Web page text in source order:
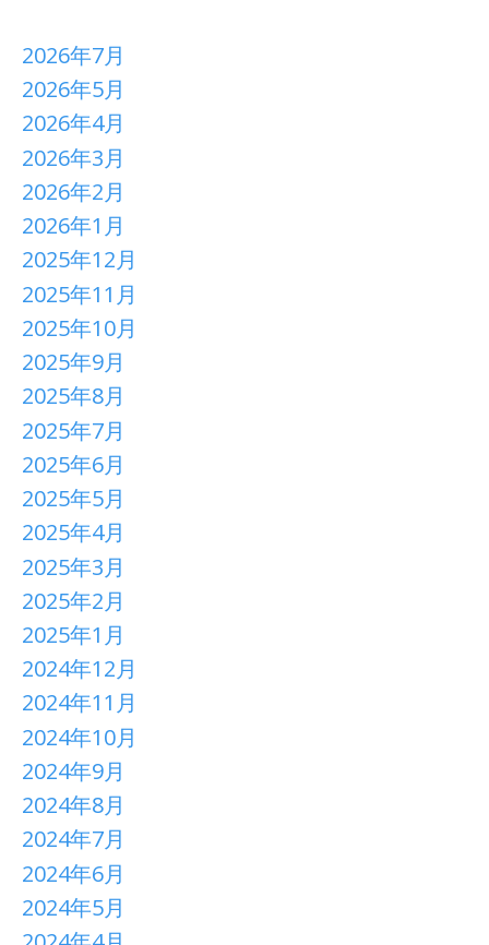
2026年7月
2026年5月
2026年4月
2026年3月
2026年2月
2026年1月
2025年12月
2025年11月
2025年10月
2025年9月
2025年8月
2025年7月
2025年6月
2025年5月
2025年4月
2025年3月
2025年2月
2025年1月
2024年12月
2024年11月
2024年10月
2024年9月
2024年8月
2024年7月
2024年6月
2024年5月